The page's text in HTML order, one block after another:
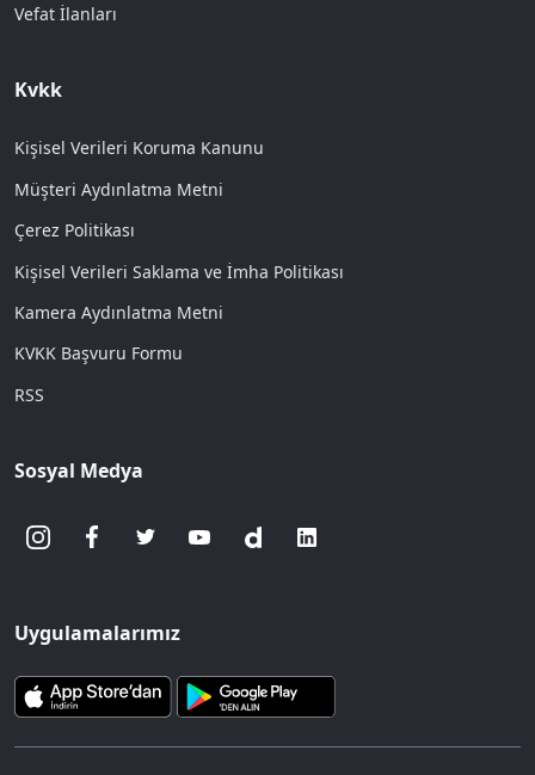
Vefat İlanları
Kvkk
Kişisel Verileri Koruma Kanunu
Müşteri Aydınlatma Metni
Çerez Politikası
Kişisel Verileri Saklama ve İmha Politikası
Kamera Aydınlatma Metni
KVKK Başvuru Formu
RSS
Sosyal Medya
Uygulamalarımız